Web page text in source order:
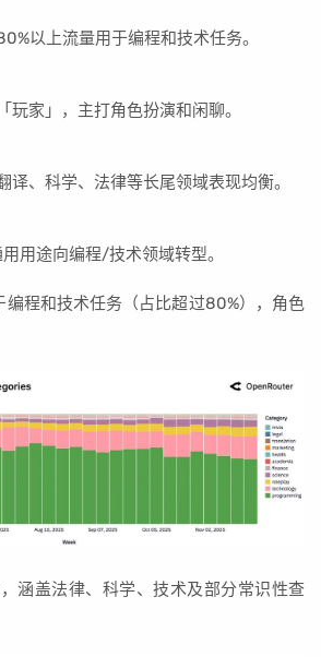
以上流量用于编程和技术任务。
玩家」，主打角色扮演和闲聊。
译、科学、法律等长尾领域表现均衡。
用途向编程/技术领域转型。
程和技术任务（占比超过80%），角色
涵盖法律、科学、技术及部分常识性查